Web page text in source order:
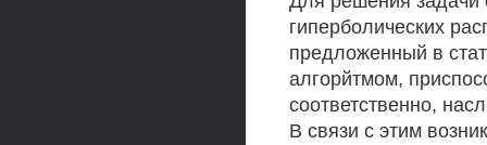
гиперболических
предложенный в
алгорйтмом,
соответственно,
В связи с этим